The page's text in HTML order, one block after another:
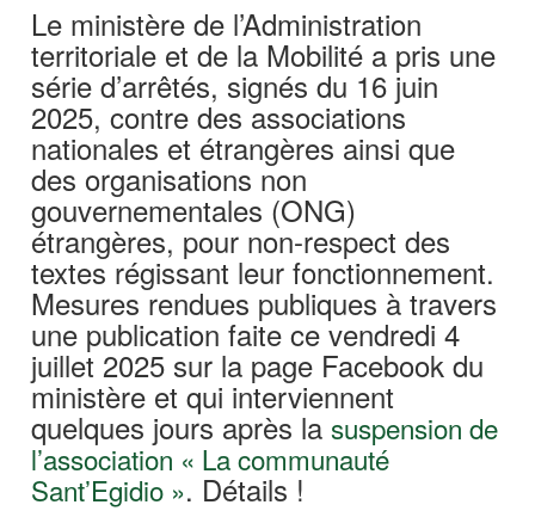
Le ministère de l’Administration
territoriale et de la Mobilité a pris une
série d’arrêtés, signés du 16 juin
2025, contre des associations
nationales et étrangères ainsi que
des organisations non
gouvernementales (ONG)
étrangères, pour non-respect des
textes régissant leur fonctionnement.
Mesures rendues publiques à travers
une publication faite ce vendredi 4
juillet 2025 sur la page Facebook du
ministère et qui interviennent
quelques jours après lasuspension de
l’association « La communauté
Sant’Egidio ». Détails !